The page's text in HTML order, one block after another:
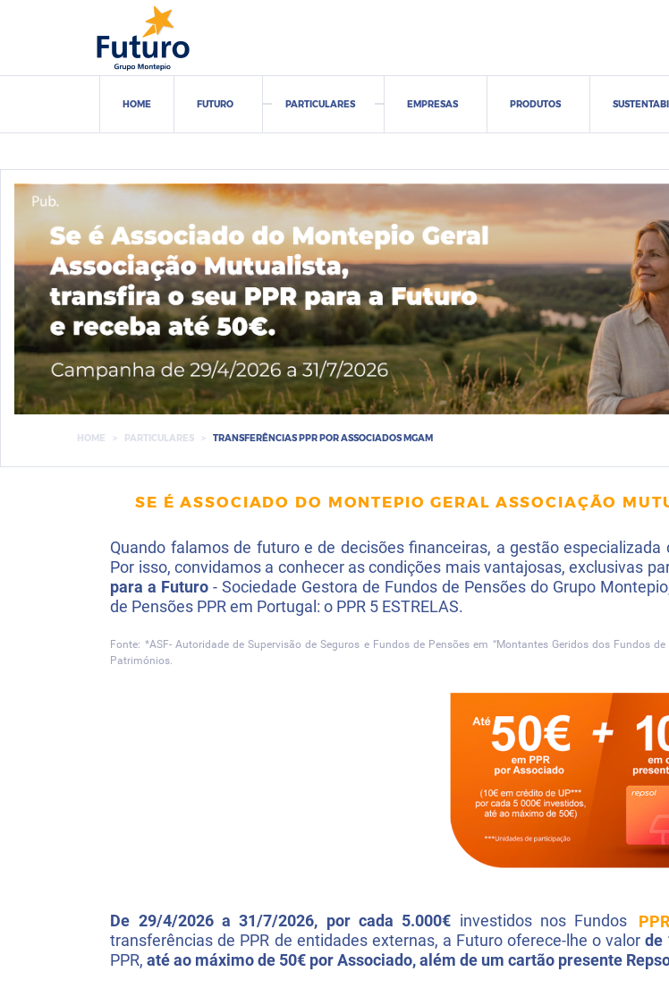
HOME FUTURO PARTICULARES EMPRESAS PRODUTOS
HOME PARTICULARES TRANSFERÊNCIAS PPR POR ASSOCIADOS MGAM
SE É ASSOCIADO DO MONTEPIO GERAL ASSOCIAÇÃO
Quando falamos de futuro e de decisões financeiras, a gestão
Por isso, convidamos a conhecer as condições mais vantajosas, exclusivas
para a Futuro - Sociedade Gestora de Fundos de Pensões do Grupo
de Pensões PPR em Portugal: o PPR 5 ESTRELAS.
Fonte: *ASF- Autoridade de Supervisão de Seguros e Fundos de Pensões em “Montantes Geridos dos Fundos
Patrimónios.
De 29/4/2026 a 31/7/2026, por cada 5.000€ investidos nos Fundos
transferências de PPR de entidades externas, a Futuro oferece-lhe o valor de
PPR, até ao máximo de 50€ por Associado, além de um cartão presente